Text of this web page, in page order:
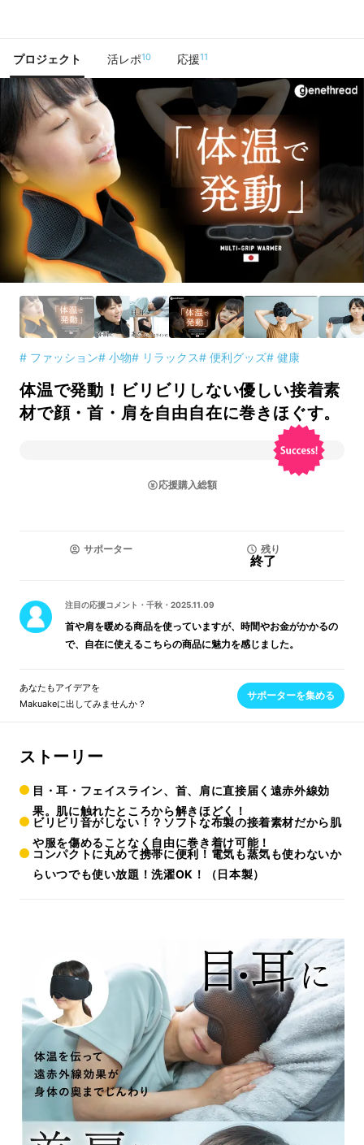
プロジェクト 活レポ10 応援11
# ファッション# 小物# リラックス# 便利グッズ# 健康
体温で発動！ビリビリしない優しい接着素
材で顔・首・肩を自由自在に巻きほぐす。
応援購入総額
サポーター 残り
終了
注目の応援コメント ・ 千秋 ・ 2025.11.09
首や肩を暖める商品を使っていますが、時間やお金がかかるの
で、自在に使えるこちらの商品に魅力を感じました。
あなたもアイデアを
Makuakeに出してみませんか？
サポーターを集める
ストーリー
目・耳・フェイスライン、首、肩に直接届く遠赤外線効
果。肌に触れたところから解きほどく！
ビリビリ音がしない！？ソフトな布製の接着素材だから肌
や服を傷めることなく自由に巻き着け可能！
コンパクトに丸めて携帯に便利！電気も蒸気も使わないか
らいつでも使い放題！洗濯OK！（日本製）